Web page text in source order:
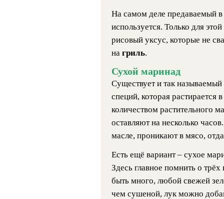
На самом деле предаваемый
используется. Только для
рисовый уксус, которые не
на гриль.
Сухой маринад
Существует и так
специй, которая растирается
количеством растительного
оставляют на несколько
масле, проникают в мясо,
Есть ещё вариант – сухое
Здесь главное помнить о
быть много, любой свежей
чем сушеной, лук можно